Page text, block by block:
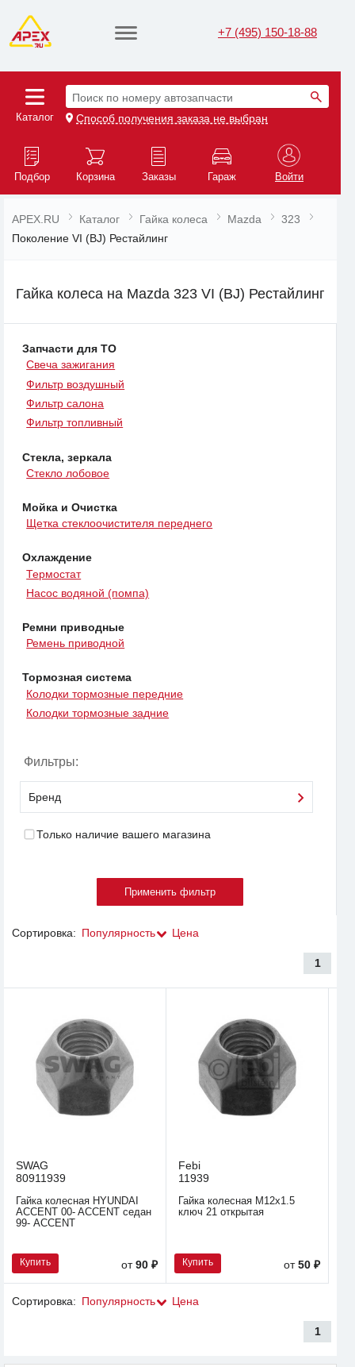
+7 (495) 150-18-88
Каталог
Поиск по номеру автозапчасти
Способ получения заказа не выбран
Подбор Корзина Заказы Гараж Войти
APEX.RU Каталог Гайка колеса Mazda
323
Поколение VI (BJ) Рестайлинг
Гайка колеса на Mazda 323 VI (BJ) Рестайлинг
Запчасти для ТО
Свеча зажигания
Фильтр воздушный
Фильтр салона
Фильтр топливный
Стекла, зеркала
Стекло лобовое
Мойка и Очистка
Щетка стеклоочистителя переднего
Охлаждение
Термостат
Насос водяной (помпа)
Ремни приводные
Ремень приводной
Тормозная система
Колодки тормозные передние
Колодки тормозные задние
Фильтры:
Бренд
Только наличие вашего магазина
Сортировка: Популярность Цена
1
SWAG
80911939
Гайка колесная HYUNDAI
ACCENT 00- ACCENT седан
99- ACCENT
Купить от90 ₽
Febi
11939
Гайка колесная М12х1.5
ключ 21 открытая
Купить от50 ₽
Сортировка: Популярность Цена
1